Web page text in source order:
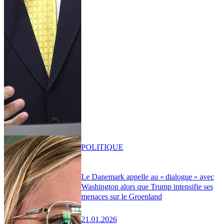
Le Danemark appelle au « dialogue » avec
Washington alors que Trump intensifie ses
menaces sur le Groenland
21.01.2026
POLITIQUE